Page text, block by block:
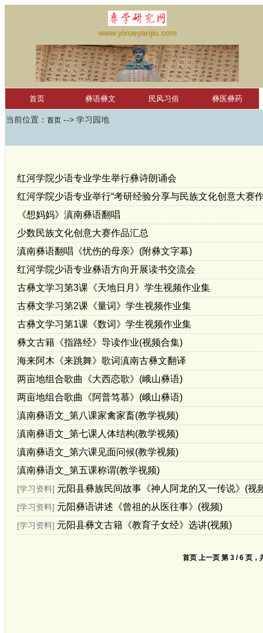
www.yixueyanjiu.com
首页 彝语彝文 民风习俗 彝医彝药
彝文软件 彝文词汇
当前位置： 首页 --> 学习园地
红河学院少语专业学生举行彝诗朗诵会
红河学院少语专业举行“考研经验分享与民族文化创意大赛
《想妈妈》滇南彝语翻唱
少数民族文化创意大赛作品汇总
滇南彝语翻唱《忧伤的母亲》(附彝文字幕)
红河学院少语专业彝语方向开展读书交流会
古彝文学习第3课《天地日月》学生视频作业集
古彝文学习第2课《量词》学生视频作业集
古彝文学习第1课《数词》学生视频作业集
彝文古籍《指路经》导读作业(视频合集)
海来阿木《来跳舞》歌词滇南古彝文翻译
两亩地组合歌曲《大西恋歌》(峨山彝语)
两亩地组合歌曲《阿普笃慕》(峨山彝语)
滇南彝语文_第八课家禽家畜(教学视频)
滇南彝语文_第七课人体结构(教学视频)
滇南彝语文_第六课见面问候(教学视频)
滇南彝语文_第五课称谓(教学视频)
[学习资料] 元阳县彝族民间故事《神人阿龙的又一传说》(视
[学习资料] 元阳彝语讲述《曾祖的从医往事》(视频)
[学习资料] 元阳县彝文古籍《教育子女经》选讲(视频)
首页 上一页 第 3 / 6 页，